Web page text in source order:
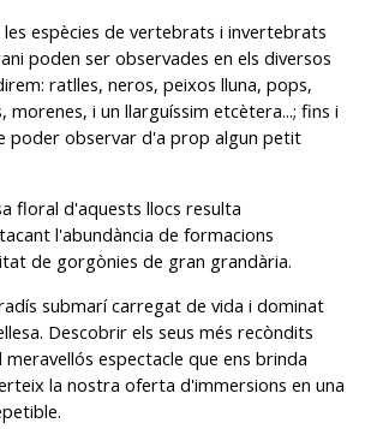
ES CA EN FR
espècies de vertebrats i invertebrats
poden ser observades en els diversos
ratlles, neros, peixos lluna, pops,
morenes, i un llarguíssim etcètera...; fins i
poder observar d'a prop algun petit
floral d'aquests llocs resulta
l'abundància de formacions
de gorgònies de gran grandària.
submarí carregat de vida i dominat
Descobrir els seus més recòndits
espectacle que ens brinda
la nostra oferta d'immersions en una